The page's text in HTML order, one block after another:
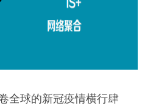
全球的新冠疫情横行肆